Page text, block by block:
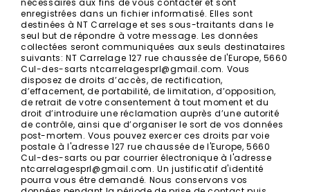
nécessaires aux fins de vous contacter et sont
enregistrées dans un fichier informatisé. Elles sont
destinées à NT Carrelage et ses sous-traitants dans le
seul but de répondre à votre message. Les données
collectées seront communiquées aux seuls destinataires
suivants: NT Carrelage 127 rue chaussée de l'Europe, 5660
Cul-des-sarts ntcarrelagesprl@gmail.com. Vous
disposez de droits d’accès, de rectification,
d’effacement, de portabilité, de limitation, d’opposition,
de retrait de votre consentement à tout moment et du
droit d’introduire une réclamation auprès d’une autorité
de contrôle, ainsi que d’organiser le sort de vos données
post-mortem. Vous pouvez exercer ces droits par voie
postale à l'adresse 127 rue chaussée de l'Europe, 5660
Cul-des-sarts ou par courrier électronique à l'adresse
ntcarrelagesprl@gmail.com. Un justificatif d'identité
pourra vous être demandé. Nous conservons vos